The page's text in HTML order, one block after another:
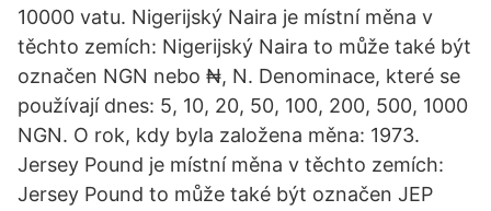
10000 vatu. Nigerijský Naira je místní měna v
těchto zemích: Nigerijský Naira to může také být
označen NGN nebo ₦, N. Denominace, které se
používají dnes: 5, 10, 20, 50, 100, 200, 500, 1000
NGN. O rok, kdy byla založena měna: 1973.
Jersey Pound je místní měna v těchto zemích:
Jersey Pound to může také být označen JEP